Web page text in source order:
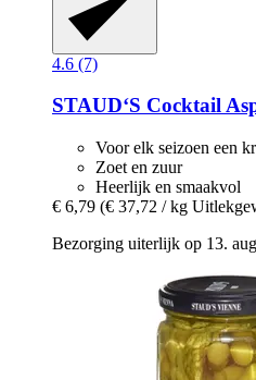
4.6 (7)
STAUD‘S Cocktail
Voor elk seizoen een
Zoet en zuur
Heerlijk en smaakvol
€ 6,79 (€ 37,72 / kg
Bezorging uiterlijk op 13.